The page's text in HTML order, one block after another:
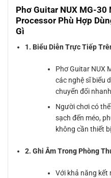
Phơ Guitar NUX MG-
Processor Phù Hợp
Gì
1. Biểu Diễn Trực Tiếp
Phơ Guitar NUX
các nghệ sĩ biểu
chuyển đổi
Người chơi có
sạch đến méo,
không cần thiết
2. Ghi Âm Trong Phòng
Với khả năng kết